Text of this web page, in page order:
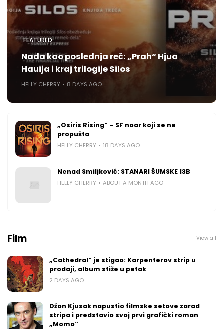
FEATURED
Nada kao poslednja reč: „Prah“ Hjua
Hauija i kraj trilogije Silos
HELLY CHERRY 8 DAYS AGO
„Osiris Rising“ – SF noar koji se ne
propušta
HELLY CHERRY 18 DAYS AGO
Nenad Smiljković: STANARI ŠUMSKE 13B
HELLY CHERRY ABOUT A MONTH AGO
Film View all
„Cathedral“ je stigao: Karpenterov strip u
prodaji, album stiže u petak
2 DAYS AGO
Džon Kjusak napustio filmske setove zarad
stripa i predstavio svoj prvi grafički roman
„Momo“